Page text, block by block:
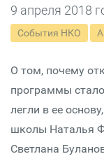
9 апреля 2018
События НКО
О том, почему
программы
легли в ее
школы Наталья
Светлана